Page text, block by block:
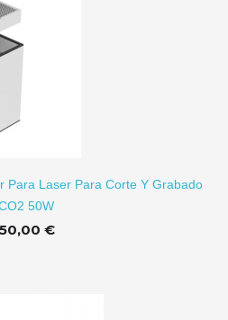
Para Laser Para Corte Y Grabado
50W
€